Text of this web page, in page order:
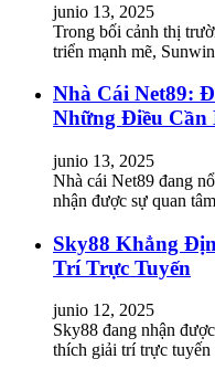
junio 13, 2025
Trong bối cảnh thị
triển mạnh mẽ,
Nhà Cái Net89:
Những Điều Cần
junio 13, 2025
Nhà cái Net89 đang
nhận được sự quan
Sky88 Khẳng
Trí Trực Tuyến
junio 12, 2025
Sky88 đang nhận
thích giải trí trực